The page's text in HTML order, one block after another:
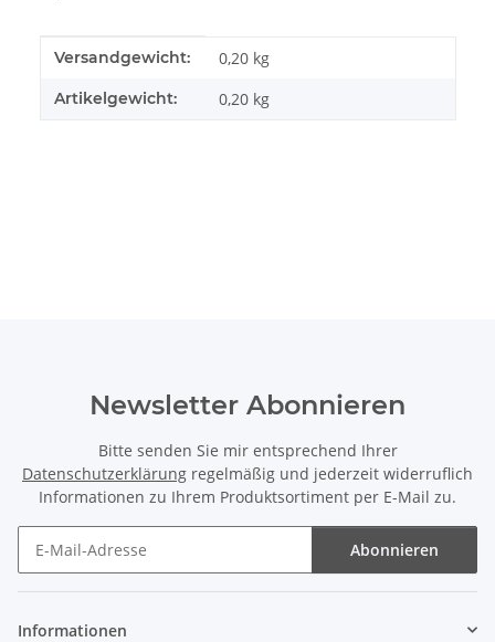
Produkteigenschaft
Wert
Versandgewicht: 0,20 kg
Artikelgewicht: 0,20 kg
Newsletter Abonnieren
Bitte senden Sie mir entsprechend Ihrer
Datenschutzerklärung regelmäßig und jederzeit widerruflich
Informationen zu Ihrem Produktsortiment per E-Mail zu.
Abonnieren
Informationen